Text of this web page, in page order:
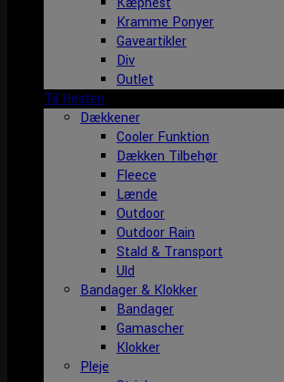
Kramme Ponyer
Gaveartikler
Div
Outlet
Til Hesten
Dækkener
Cooler Funktion
Dækken Tilbehør
Fleece
Lænde
Outdoor
Outdoor Rain
Stald & Transport
Uld
Bandager & Klokker
Bandager
Gamascher
Klokker
Pleje